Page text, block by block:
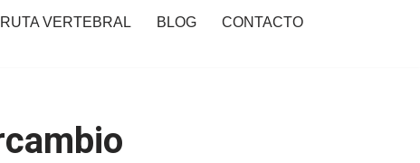
RUTA VERTEBRAL BLOG CONTACTO